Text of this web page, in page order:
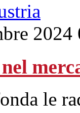
2024
le